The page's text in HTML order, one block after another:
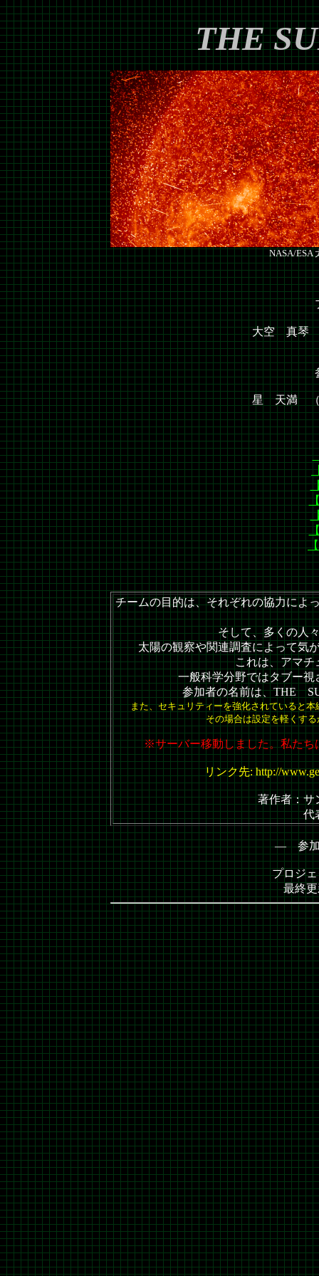
THE
NASA/ESA
大空 真琴 （
星 天満 （
チームの目的は、それぞれの協力によ
そして、多くの人
太陽の観察や関連調査によって気
これは、アマチ
一般科学分野ではタブー
参加者の名前は、THE
また、セキュリティーを強化されていると
その場合は設定を軽くす
※サーバー移動しました。私たち
リンク先: http://
著作者：サ
代
― 参加
プロジ
最終